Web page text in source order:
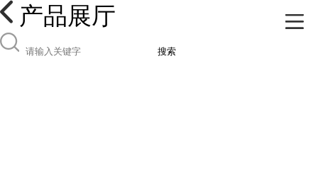
产品展厅
搜索